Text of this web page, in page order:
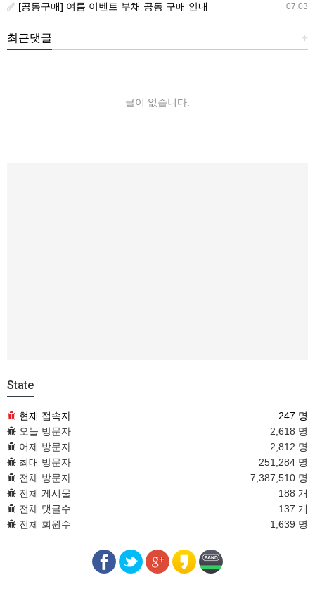
07.03
[공동구매] 여름 이벤트 부채 공동 구매 안내
+
최근댓글
글이 없습니다.
State
현재 접속자
247 명
오늘 방문자
2,618 명
어제 방문자
2,812 명
최대 방문자
251,284 명
전체 방문자
7,387,510 명
전체 게시물
188 개
전체 댓글수
137 개
전체 회원수
1,639 명